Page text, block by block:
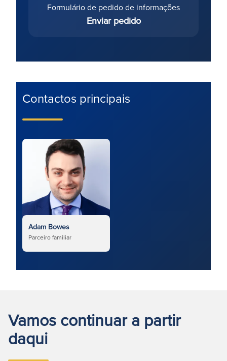
Formulário de pedido de informações
Enviar pedido
Contactos principais
Adam Bowes
Parceiro familiar
Vamos continuar a partir
daqui